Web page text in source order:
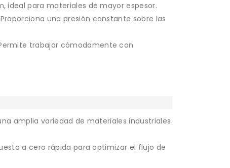
ideal para materiales de mayor espesor.
Proporciona una presión constante sobre las
trabajar cómodamente con
amplia variedad de materiales industriales
a cero rápida para optimizar el flujo de